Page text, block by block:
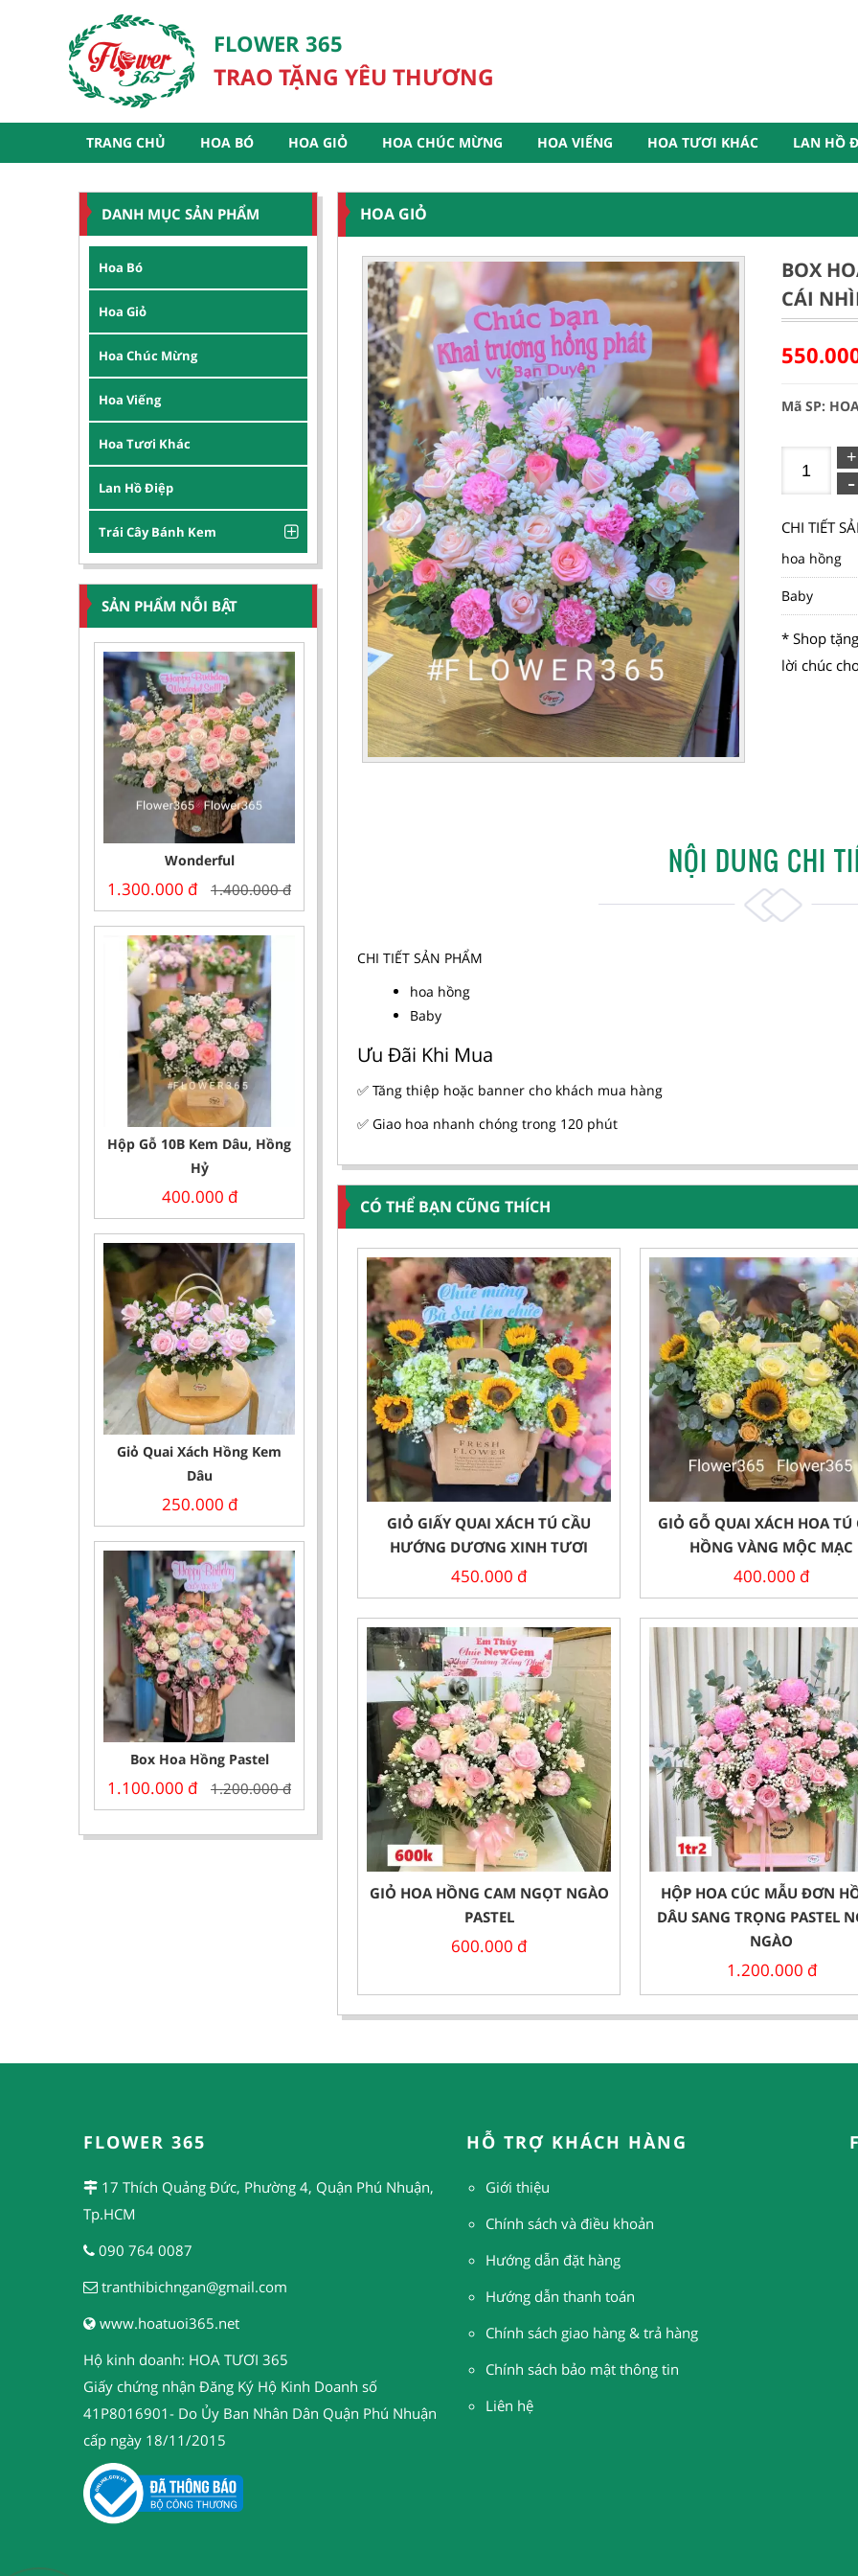
FLOWER 365
TRAO TẶNG YÊU THƯƠNG
TRANG CHỦ HOA BÓ HOA GIỎ HOA CHÚC MỪNG HOA VIẾNG HOA TƯƠI KHÁC LAN HỒ
DANH MỤC SẢN PHẨM
Hoa Bó
Hoa Giỏ
Hoa Chúc Mừng
Hoa Viếng
Hoa Tươi Khác
Lan Hồ Điệp
Trái Cây Bánh Kem
SẢN PHẨM NỖI BẬT
Wonderful
1.300.000 đ 1.400.000đ
Hộp Gỗ 10B Kem Dâu, Hồng
Hỷ
400.000 đ
Giỏ Quai Xách Hồng Kem
Dâu
250.000 đ
Box Hoa Hồng Pastel
1.100.000 đ 1.200.000đ
HOA GIỎ
BOX
CÁI
Mã SP:
CHI TIẾT
hoa hồng
Baby
* Shop
lời chúc
NỘI DUNG CHI
CHI TIẾT SẢN PHẨM
hoa hồng
Baby
Ưu Đãi Khi Mua
✅ Tăng thiệp hoặc banner cho khách mua hàng
✅ Giao hoa nhanh chóng trong 120 phút
CÓ THỂ BẠN CŨNG THÍCH
GIỎ GIẤY QUAI XÁCH TÚ CẦU
HƯỚNG DƯƠNG XINH TƯƠI
450.000 đ
GIỎ GỖ QUAI XÁCH HOA TÚ
HỒNG VÀNG MỘC MẠC
400.000 đ
GIỎ HOA HỒNG CAM NGỌT NGÀO
PASTEL
600.000 đ
HỘP HOA CÚC MẪU ĐƠN
DÂU SANG TRỌNG PASTEL
NGÀO
1.200.000 đ
FLOWER 365
17 Thích Quảng Đức, Phường 4, Quận Phú Nhuận,
Tp.HCM
090 764 0087
tranthibichngan@gmail.com
www.hoatuoi365.net
Hộ kinh doanh: HOA TƯƠI 365
Giấy chứng nhận Đăng Ký Hộ Kinh Doanh số
41P8016901- Do Ủy Ban Nhân Dân Quận Phú Nhuận
cấp ngày 18/11/2015
HỖ TRỢ KHÁCH HÀNG
Giới thiệu
Chính sách và điều khoản
Hướng dẫn đặt hàng
Hướng dẫn thanh toán
Chính sách giao hàng & trả hàng
Chính sách bảo mật thông tin
Liên hệ